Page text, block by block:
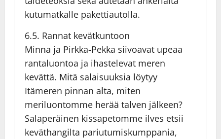
kutumatkalle pakettiautolla.
6.5. Rannat kevätkuntoon
Minna ja Pirkka-Pekka siivoavat upeaa
rantaluontoa ja ihastelevat meren
kevättä. Mitä salaisuuksia löytyy
Itämeren pinnan alta, miten
meriluontomme herää talven jälkeen?
Salaperäinen kissapetomme ilves etsii
keväthangilta pariutumiskumppania,